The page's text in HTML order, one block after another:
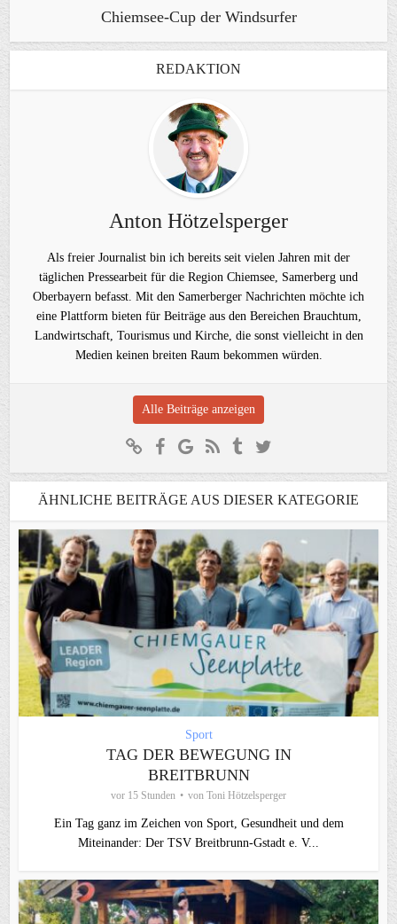
Chiemsee-Cup der Windsurfer
REDAKTION
Anton Hötzelsperger
Als freier Journalist bin ich bereits seit vielen Jahren mit der
täglichen Pressearbeit für die Region Chiemsee, Samerberg und
Oberbayern befasst. Mit den Samerberger Nachrichten möchte ich
eine Plattform bieten für Beiträge aus den Bereichen Brauchtum,
Landwirtschaft, Tourismus und Kirche, die sonst vielleicht in den
Medien keinen breiten Raum bekommen würden.
Alle Beiträge anzeigen
ÄHNLICHE BEITRÄGE AUS DIESER KATEGORIE
Sport
TAG DER BEWEGUNG IN
BREITBRUNN
vor 15 Stunden von Toni Hötzelsperger
Ein Tag ganz im Zeichen von Sport, Gesundheit und dem
Miteinander: Der TSV Breitbrunn-Gstadt e. V...